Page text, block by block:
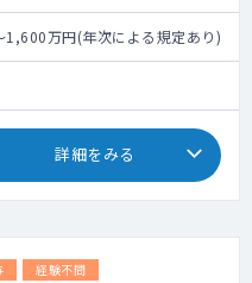
管理業務がメインです。
ケジュール】
3コマ 外来数：25～30名程度/
度（主治医）
コマ/週
所に週１コマ、外来をしていた
対応人数2～3名 ※往復はド
1,600万円(年次による規定あり)
詳細をみる
経験不問